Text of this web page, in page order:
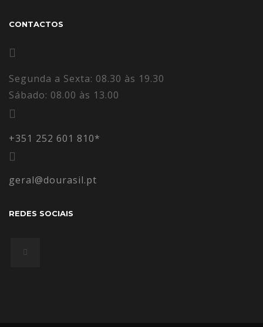
CONTACTOS
Segunda a Sexta: 08.30 às 19.30
Sábado: 08.00 às 13.00
+351 252 601 810*
geral@dourasil.pt
REDES SOCIAIS